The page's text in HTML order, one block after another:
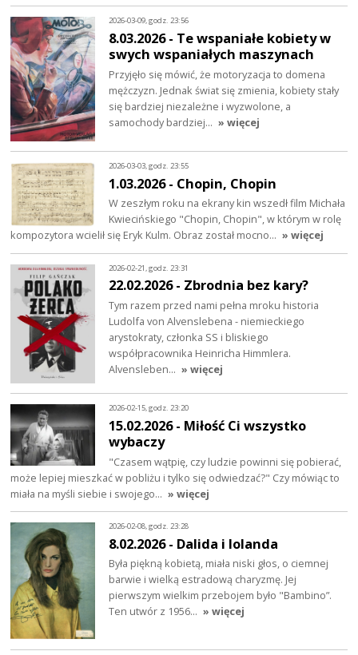
2026-03-09, godz. 23:56
8.03.2026 - Te wspaniałe kobiety w
swych wspaniałych maszynach
Przyjęło się mówić, że motoryzacja to domena
mężczyzn. Jednak świat się zmienia, kobiety stały
się bardziej niezależne i wyzwolone, a
samochody bardziej… » więcej
2026-03-03, godz. 23:55
1.03.2026 - Chopin, Chopin
W zeszłym roku na ekrany kin wszedł film Michała
Kwiecińskiego "Chopin, Chopin", w którym w rolę
kompozytora wcielił się Eryk Kulm. Obraz został mocno… » więcej
2026-02-21, godz. 23:31
22.02.2026 - Zbrodnia bez kary?
Tym razem przed nami pełna mroku historia
Ludolfa von Alvenslebena - niemieckiego
arystokraty, członka SS i bliskiego
współpracownika Heinricha Himmlera.
Alvensleben… » więcej
2026-02-15, godz. 23:20
15.02.2026 - Miłość Ci wszystko
wybaczy
"Czasem wątpię, czy ludzie powinni się pobierać,
może lepiej mieszkać w pobliżu i tylko się odwiedzać?" Czy mówiąc to
miała na myśli siebie i swojego… » więcej
2026-02-08, godz. 23:28
8.02.2026 - Dalida i Iolanda
Była piękną kobietą, miała niski głos, o ciemnej
barwie i wielką estradową charyzmę. Jej
pierwszym wielkim przebojem było "Bambino”.
Ten utwór z 1956… » więcej